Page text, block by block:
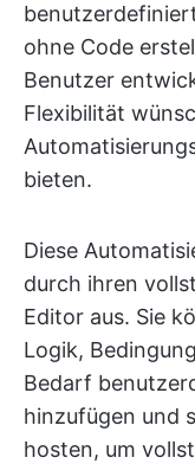
ohne Code
Benutzer
Flexibilität
bieten.
Diese
durch ihren
Editor aus. Sie
Logik,
Bedarf
hinzufügen und
hosten, um